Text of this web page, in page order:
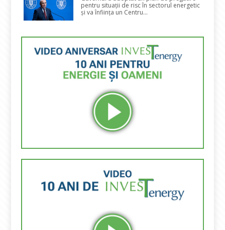
pentru situații de risc în sectorul energetic
și va înființa un Centru...